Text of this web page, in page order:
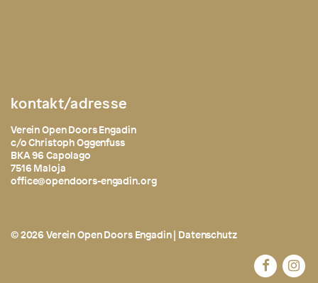
kontakt/adresse
Verein Open Doors Engadin
c/o Christoph Oggenfuss
BKA 96 Capolago
7516 Maloja
office@opendoors-engadin.org
© 2026 Verein Open Doors Engadin | Datenschutz